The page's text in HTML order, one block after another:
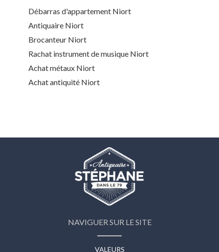
Débarras d'appartement Niort
Antiquaire Niort
Brocanteur Niort
Rachat instrument de musique Niort
Achat métaux Niort
Achat antiquité Niort
NAVIGUER SUR LE SITE
VALEURS